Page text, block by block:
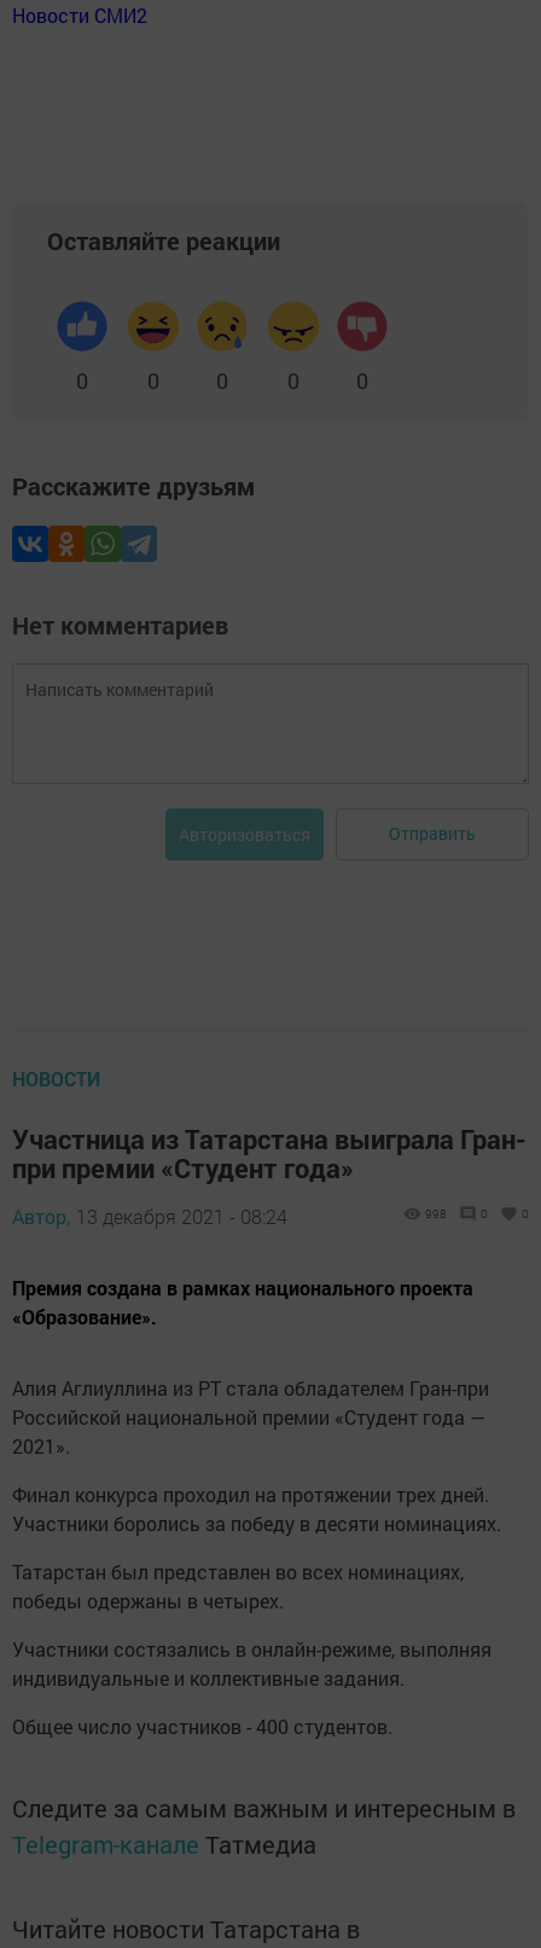
Новости СМИ2
Оставляйте реакции
0 0 0 0 0
Расскажите друзьям
Нет комментариев
Авторизоваться Отправить
НОВОСТИ
Участница из Татарстана выиграла Гран-
при премии «Студент года»
Автор, 13 декабря 2021 - 08:24 998 0 0
Премия создана в рамках национального проекта
«Образование».
Алия Аглиуллина из РТ стала обладателем Гран-при
Российской национальной премии «Студент года —
2021».
Финал конкурса проходил на протяжении трех дней.
Участники боролись за победу в десяти номинациях.
Татарстан был представлен во всех номинациях,
победы одержаны в четырех.
Участники состязались в онлайн-режиме, выполняя
индивидуальные и коллективные задания.
Общее число участников - 400 студентов.
Следите за самым важным и интересным в
Telegram-канале Татмедиа
Читайте новости Татарстана в